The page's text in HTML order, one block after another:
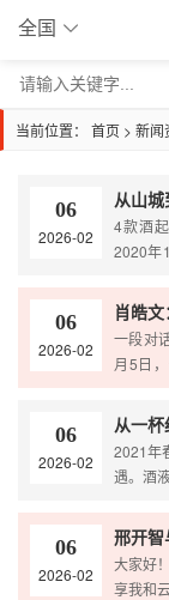
全国
当前位置： 首页 > 新闻
06
2026-02
4款酒
2020年
06
2026-02
一段对
月5日
丝”，看
06
2026-02
2021年
遇。酒
06
2026-02
大家好
享我和